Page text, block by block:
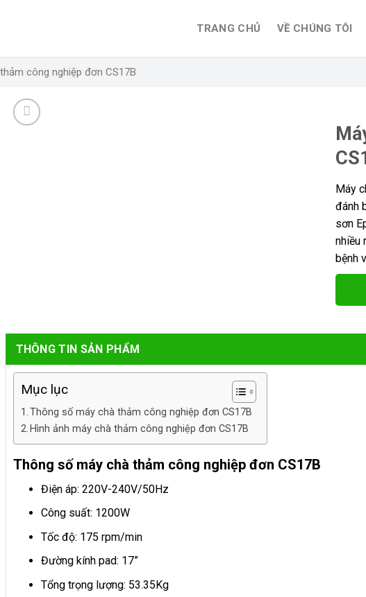
TRANG CHỦ VỀ CHÚNG TÔI
công nghiệp đơn CS17B
Máy
đánh
sơn
nhiều
bệnh
THÔNG TIN SẢN PHẨM
Mục lục
Thông số máy chà thảm công nghiệp đơn CS17B
Hình ảnh máy chà thảm công nghiệp đơn CS17B
Thông số máy chà thảm công nghiệp đơn CS17B
Điện áp: 220V-240V/50Hz
Công suất: 1200W
Tốc độ: 175 rpm/min
Đường kính pad: 17”
Tổng trọng lượng: 53.35Kg